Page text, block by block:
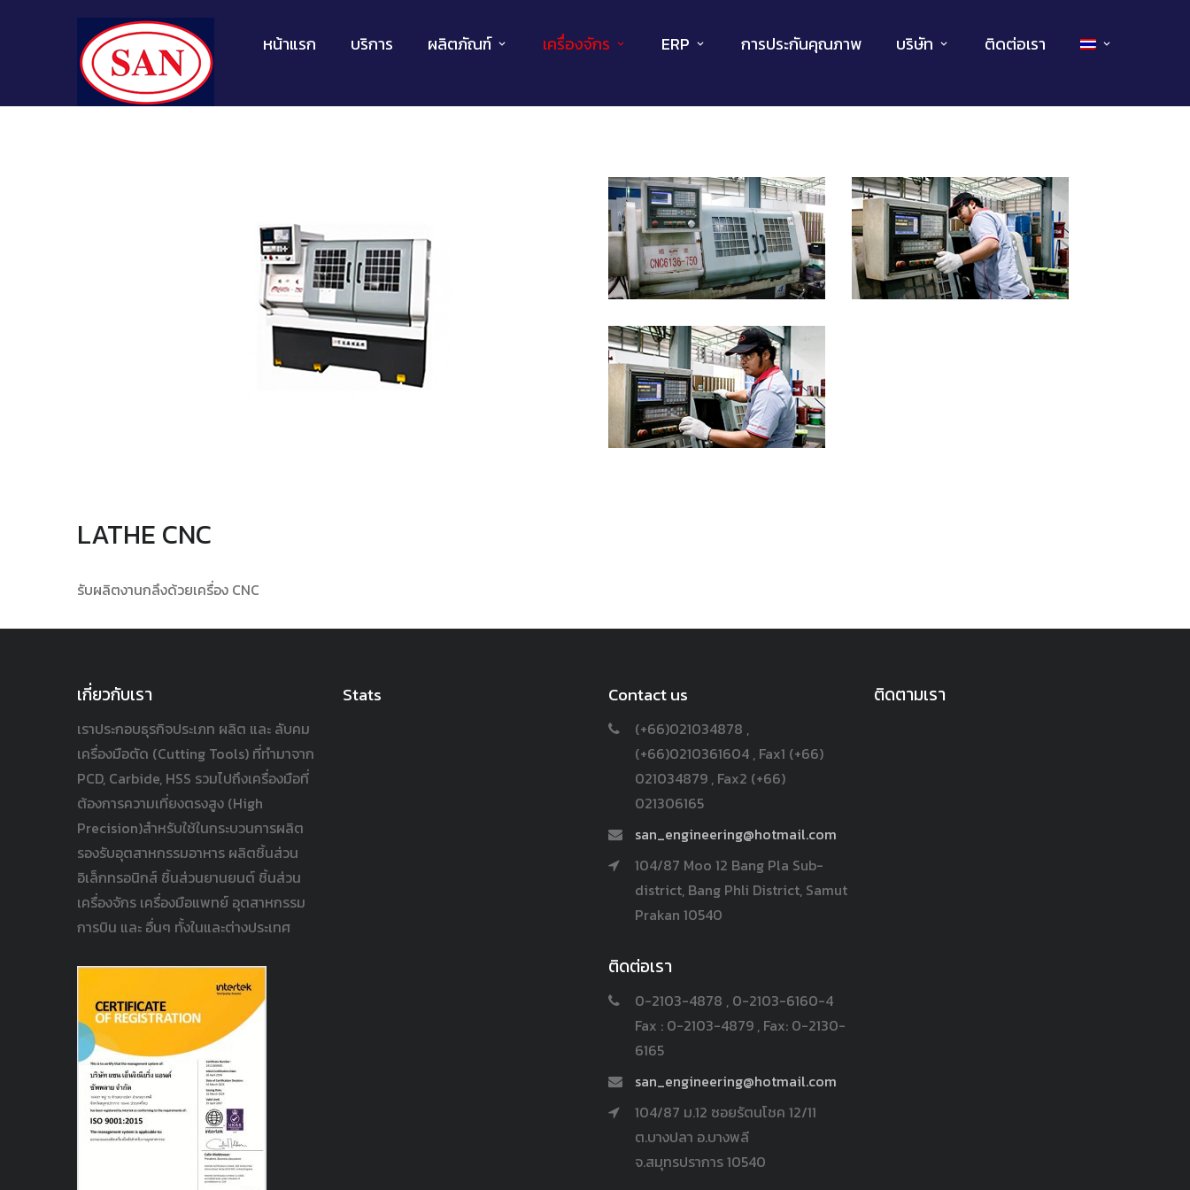
หน้าแรก บริการ ผลิตภัณฑ์ เครื่องจักร ERP การประกันคุณภาพ บริษัท ติดต่อเรา
LATHE CNC
รับผลิตงานกลึงด้วยเครื่อง CNC
เกี่ยวกับเรา
เราประกอบธุรกิจประเภท ผลิต และ ลับคม
เครื่องมือตัด (Cutting Tools) ที่ทำมาจาก
PCD, Carbide, HSS รวมไปถึงเครื่องมือที่
ต้องการความเที่ยงตรงสูง (High
Precision)สำหรับใช้ในกระบวนการผลิต
รองรับอุตสาหกรรมอาหาร ผลิตชิ้นส่วน
อิเล็กทรอนิกส์ ชิ้นส่วนยานยนต์ ชิ้นส่วน
เครื่องจักร เครื่องมือแพทย์ อุตสาหกรรม
การบิน และ อื่นๆ ทั้งในและต่างประเทศ
Stats Contact us
(+66)021034878 ,
(+66)0210361604 , Fax1 (+66)
021034879 , Fax2 (+66)
021306165
san_engineering@hotmail.com
104/87 Moo 12 Bang Pla Sub-
district, Bang Phli District, Samut
Prakan 10540
ติดต่อเรา
0-2103-4878 , 0-2103-6160-4
Fax : 0-2103-4879 , Fax: 0-2130-
6165
san_engineering@hotmail.com
104/87 ม.12 ซอยรัตนโชค 12/11
ต.บางปลา อ.บางพลี
จ.สมุทรปราการ 10540
ติดตามเรา